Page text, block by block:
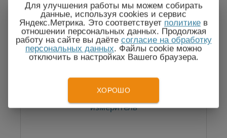
Госреестр
измеритель
Для улучшения работы мы можем собирать
данные, используя cookies и сервис
Яндекс.Метрика. Это соответствует политике в
отношении персональных данных. Продолжая
работу на сайте вы даёте согласие на обработку
персональных данных. Файлы cookie можно
отключить в настройках Вашего браузера.
ХОРОШО